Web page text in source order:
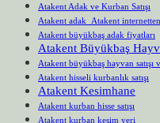
Atakent Adak ve Kurban Satışı
Atakent adak Atakent internetten
Atakent büyükbaş adak fiyatları
Atakent Büyükbaş
Atakent büyükbaş hayvan satışı
Atakent hisseli kurbanlık satışı
Atakent Kesimhane
Atakent kurban hisse satışı
Atakent kurban kesim yeri